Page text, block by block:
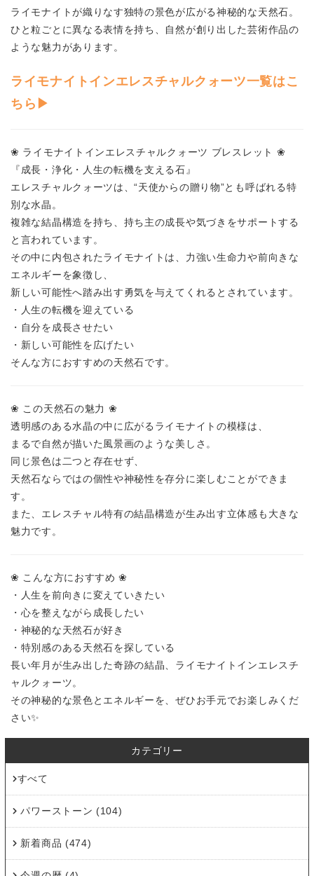
ライモナイトが織りなす独特の景色が広がる神秘的な天然石。
ひと粒ごとに異なる表情を持ち、自然が創り出した芸術作品の
ような魅力があります。
ライモナイトインエレスチャルクォーツ一覧はこ
ちら▶
❀ ライモナイトインエレスチャルクォーツ ブレスレット ❀
『成長・浄化・人生の転機を支える石』
エレスチャルクォーツは、“天使からの贈り物”とも呼ばれる特
別な水晶。
複雑な結晶構造を持ち、持ち主の成長や気づきをサポートする
と言われています。
その中に内包されたライモナイトは、力強い生命力や前向きな
エネルギーを象徴し、
新しい可能性へ踏み出す勇気を与えてくれるとされています。
・人生の転機を迎えている
・自分を成長させたい
・新しい可能性を広げたい
そんな方におすすめの天然石です。
❀ この天然石の魅力 ❀
透明感のある水晶の中に広がるライモナイトの模様は、
まるで自然が描いた風景画のような美しさ。
同じ景色は二つと存在せず、
天然石ならではの個性や神秘性を存分に楽しむことができま
す。
また、エレスチャル特有の結晶構造が生み出す立体感も大きな
魅力です。
❀ こんな方におすすめ ❀
・人生を前向きに変えていきたい
・心を整えながら成長したい
・神秘的な天然石が好き
・特別感のある天然石を探している
長い年月が生み出した奇跡の結晶、ライモナイトインエレスチ
ャルクォーツ。
その神秘的な景色とエネルギーを、ぜひお手元でお楽しみくだ
さい✨
カテゴリー
すべて
パワーストーン (104)
新着商品 (474)